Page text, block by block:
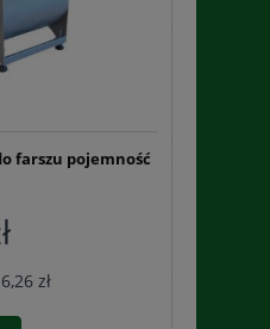
farszu pojemność
zł